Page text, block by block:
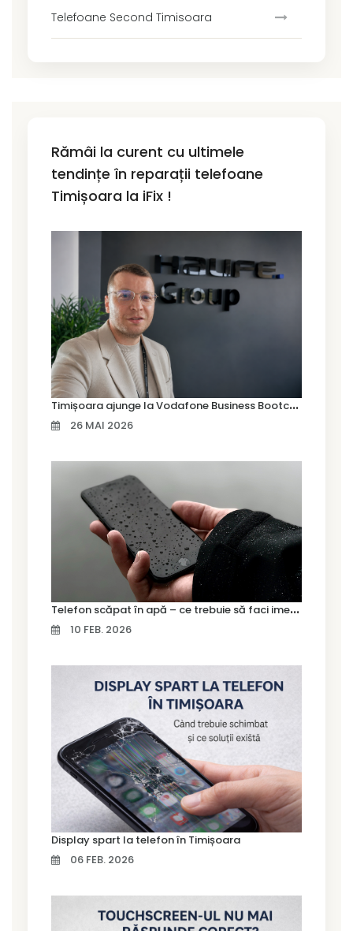
Telefoane Second Timisoara
Rămâi la curent cu ultimele
tendințe în reparații telefoane
Timișoara la iFix !
T
imișoara ajunge la Vodafone Business Bootcamp prin Marius Cermian de la Armour România
26 MAI 2026
T
elefon scăpat în apă – ce trebuie să faci imediat și ce greșeli să eviți
10 FEB. 2026
Display spart la telefon în Timișoara
06 FEB. 2026